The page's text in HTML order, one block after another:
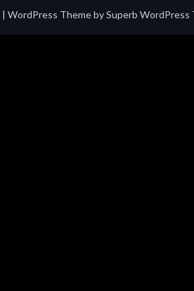
| WordPress Theme bySuperb WordPress